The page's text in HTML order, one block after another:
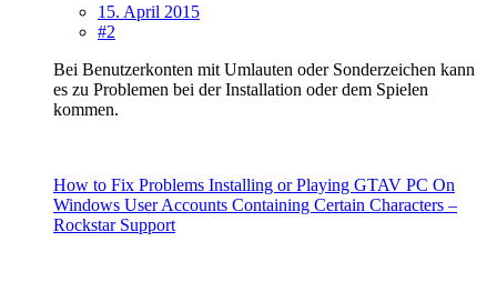
15. April 2015
#2
Bei Benutzerkonten mit Umlauten oder Sonderzeichen kann
es zu Problemen bei der Installation oder dem Spielen
kommen.
How to Fix Problems Installing or Playing GTAV PC On
Windows User Accounts Containing Certain Characters –
Rockstar Support